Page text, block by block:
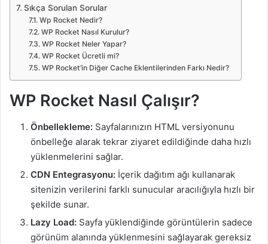
Sıkça Sorulan Sorular
Wp Rocket Nedir?
WP Rocket Nasıl Kurulur?
WP Rocket Neler Yapar?
WP Rocket Ücretli mi?
WP Rocket’in Diğer Cache Eklentilerinden Farkı Nedir?
WP Rocket Nasıl Çalışır?
Önbellekleme: Sayfalarınızın HTML versiyonunu
önbelleğe alarak tekrar ziyaret edildiğinde daha hızlı
yüklenmelerini sağlar.
CDN Entegrasyonu: İçerik dağıtım ağı kullanarak
sitenizin verilerini farklı sunucular aracılığıyla hızlı bir
şekilde sunar.
Lazy Load: Sayfa yüklendiğinde görüntülerin sadece
görünüm alanında yüklenmesini sağlayarak gereksiz